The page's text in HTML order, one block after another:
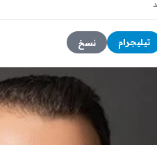
تيليجرام نسخ